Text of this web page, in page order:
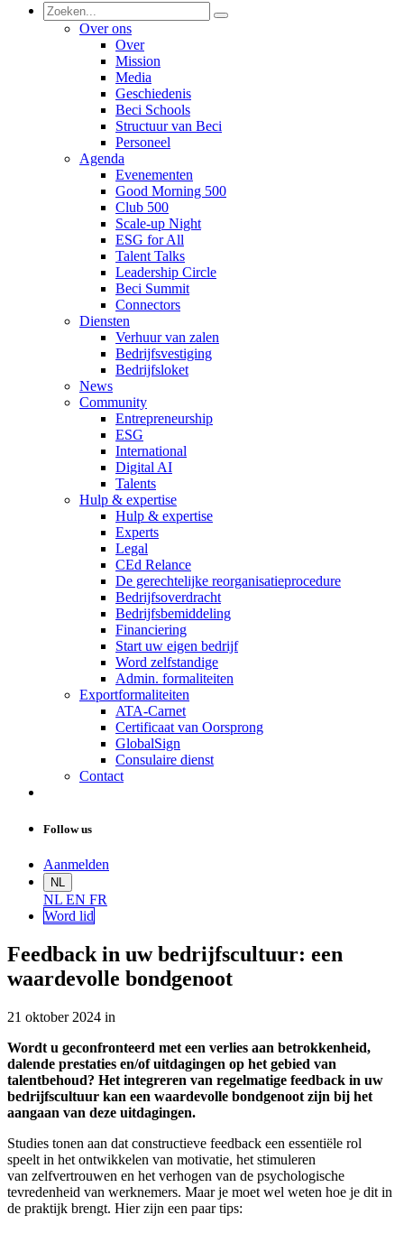
Over ons
Over
Mission
Media
Geschiedenis
Beci Schools
Structuur van Beci
Personeel
Agenda
Evenementen
Good Morning 500
Club 500
Scale-up Night
ESG for All
Talent Talks
Leadership Circle
Beci Summit
Connectors
Diensten
Verhuur van zalen
Bedrijfsvestiging
Bedrijfsloket
News
Community
Entrepreneurship
ESG
International
Digital AI
Talents
Hulp & expertise
Hulp & expertise
Experts
Legal
CEd Relance
De gerechtelijke reorganisatieprocedure
Bedrijfsoverdracht
Bedrijfsbemiddeling
Financiering
Start uw eigen bedrijf
Word zelfstandige
Admin. formaliteiten
Exportformaliteiten
ATA-Carnet
Certificaat van Oorsprong
GlobalSign
Consulaire dienst
Contact
Follow us
Aanmelden
NL
NL EN FR
Word lid
Feedback in uw bedrijfscultuur: een
waardevolle bondgenoot
21 oktober 2024 in
Wordt u geconfronteerd met een verlies aan betrokkenheid,
dalende prestaties en/of uitdagingen op het gebied van
talentbehoud? Het integreren van regelmatige feedback in uw
bedrijfscultuur kan een waardevolle bondgenoot zijn bij het
aangaan van deze uitdagingen.
Studies tonen aan dat constructieve feedback een essentiële rol
speelt in het ontwikkelen van motivatie, het stimuleren
van zelfvertrouwen en het verhogen van de psychologische
tevredenheid van werknemers. Maar je moet wel weten hoe je dit in
de praktijk brengt. Hier zijn een paar tips: